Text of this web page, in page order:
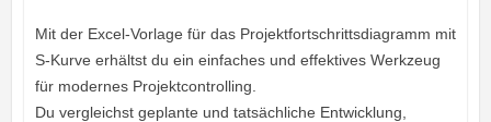
Mit der Excel-Vorlage für das Projektfortschrittsdiagramm mit
S-Kurve erhältst du ein einfaches und effektives Werkzeug
für modernes Projektcontrolling.
Du vergleichst geplante und tatsächliche Entwicklung,